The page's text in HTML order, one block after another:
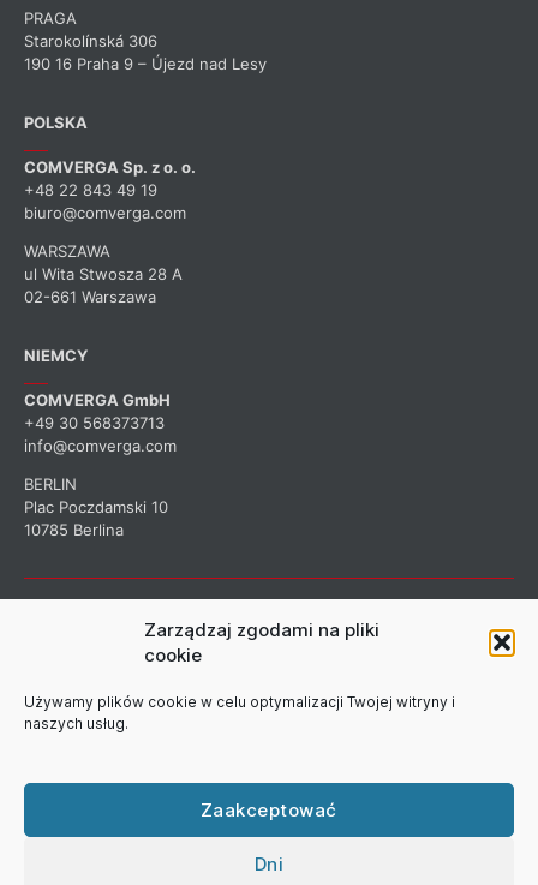
Zarządzaj zgodami na pliki
cookie
Używamy plików cookie w celu optymalizacji Twojej witryny i
naszych usług.
Zaakceptować
Dni
PRAGA
Starokolínská 306
190 16 Praha 9 – Újezd nad Lesy
POLSKA
COMVERGA Sp. z o. o.
+48 22 843 49 19
biuro@comverga.com
WARSZAWA
ul Wita Stwosza 28 A
02-661 Warszawa
NIEMCY
COMVERGA GmbH
+49 30 568373713
info@comverga.com
BERLIN
Plac Poczdamski 10
10785 Berlina
ZAPISZ SIĘ DO NASZEGO